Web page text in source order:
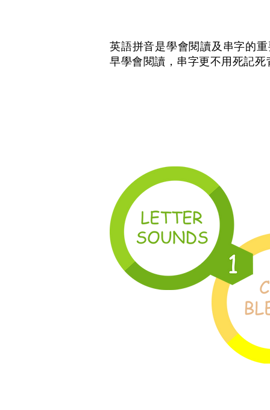
英語拼音是學會閱讀及串字的
早學會閱讀，串字更不用死記死